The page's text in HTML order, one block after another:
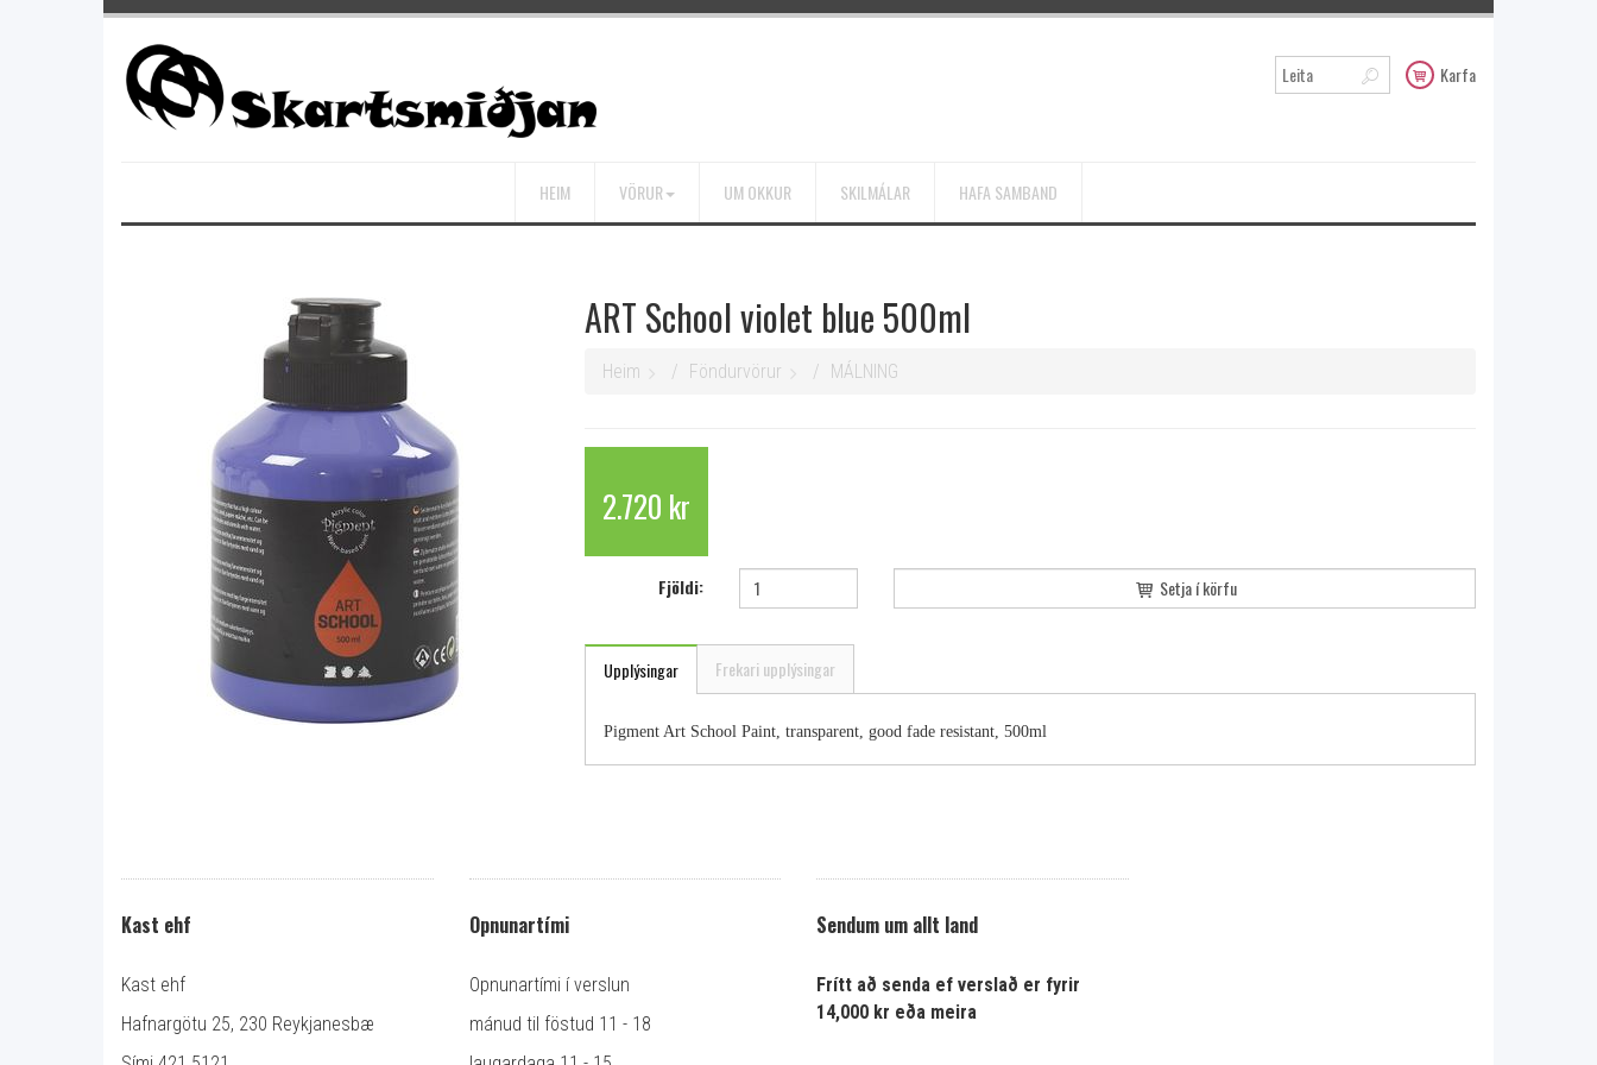
Karfa
HEIM VÖRUR UM OKKUR SKILMÁLAR HAFA SAMBAND
ART School violet blue 500ml
Heim Föndurvörur MÁLNING
2.720 kr
Fjöldi: Setja í körfu
Upplýsingar Frekari upplýsingar
Pigment Art School Paint, transparent, good fade resistant, 500ml
Kast ehf
Kast ehf
Hafnargötu 25, 230 Reykjanesbæ
Opnunartími
Opnunartími í verslun
mánud til föstud 11 - 18
Sendum um allt land
Frítt að senda ef verslað er fyrir
14,000 kr eða meira